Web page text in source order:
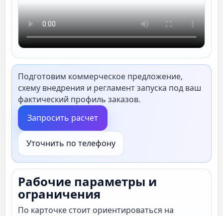
Подготовим коммерческое предложение,
схему внедрения и регламент запуска под ваш
фактический профиль заказов.
Запросить расчет
Уточнить по телефону
Рабочие параметры и
ограничения
По карточке стоит ориентироваться на